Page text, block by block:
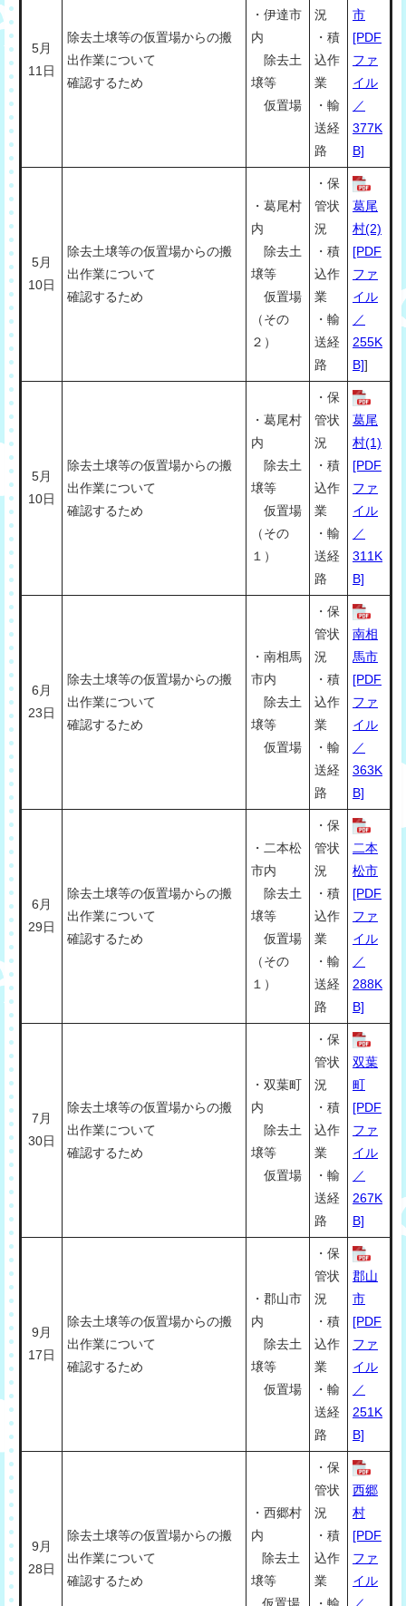
5月
11日
除去土壌等の仮置場からの搬
出作業について
確認するため
・伊達市
内
除去土
壌等
仮置場
況
・積
込作
業
・輸
送経
路
市
[PDF
ファ
イル
／
377K
B]
5月
10日
除去土壌等の仮置場からの搬
出作業について
確認するため
・葛尾村
内
除去土
壌等
仮置場
（その
２）
・保
管状
況
・積
込作
業
・輸
送経
路
葛尾
村(2)
[PDF
ファ
イル
／
255K
B]]
5月
10日
除去土壌等の仮置場からの搬
出作業について
確認するため
・葛尾村
内
除去土
壌等
仮置場
（その
１）
・保
管状
況
・積
込作
業
・輸
送経
路
葛尾
村(1)
[PDF
ファ
イル
／
311K
B]
6月
23日
除去土壌等の仮置場からの搬
出作業について
確認するため
・南相馬
市内
除去土
壌等
仮置場
・保
管状
況
・積
込作
業
・輸
送経
路
南相
馬市
[PDF
ファ
イル
／
363K
B]
6月
29日
除去土壌等の仮置場からの搬
出作業について
確認するため
・二本松
市内
除去土
壌等
仮置場
（その
１）
・保
管状
況
・積
込作
業
・輸
送経
路
二本
松市
[PDF
ファ
イル
／
288K
B]
7月
30日
除去土壌等の仮置場からの搬
出作業について
確認するため
・双葉町
内
除去土
壌等
仮置場
・保
管状
況
・積
込作
業
・輸
送経
路
双葉
町
[PDF
ファ
イル
／
267K
B]
9月
17日
除去土壌等の仮置場からの搬
出作業について
確認するため
・郡山市
内
除去土
壌等
仮置場
・保
管状
況
・積
込作
業
・輸
送経
路
郡山
市
[PDF
ファ
イル
／
251K
B]
9月
28日
除去土壌等の仮置場からの搬
出作業について
確認するため
・西郷村
内
除去土
壌等
仮置場
・保
管状
況
・積
込作
業
・輸
西郷
村
[PDF
ファ
イル
／